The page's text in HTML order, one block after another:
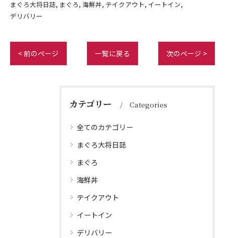
まぐろ大将日誌 まぐろ 海鮮丼 テイクアウト イートイン
デリバリー
< 前のページ 一覧に戻る 次のページ >
カテゴリー Categories
全てのカテゴリー
まぐろ大将日誌
まぐろ
海鮮丼
テイクアウト
イートイン
デリバリー